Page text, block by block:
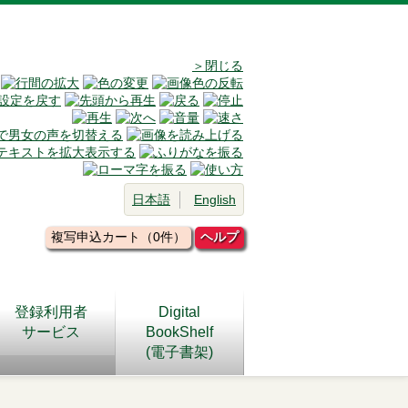
＞閉じる
日本語 English
複写申込カート（0件） ヘルプ
登録利用者
サービス
Digital
BookShelf
(電子書架)